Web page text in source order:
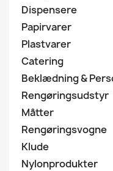
Dispensere
Papirvarer
Plastvarer
Catering
Beklædning &
Rengøringsudstyr
Måtter
Rengøringsvogne
Klude
Nylonprodukter